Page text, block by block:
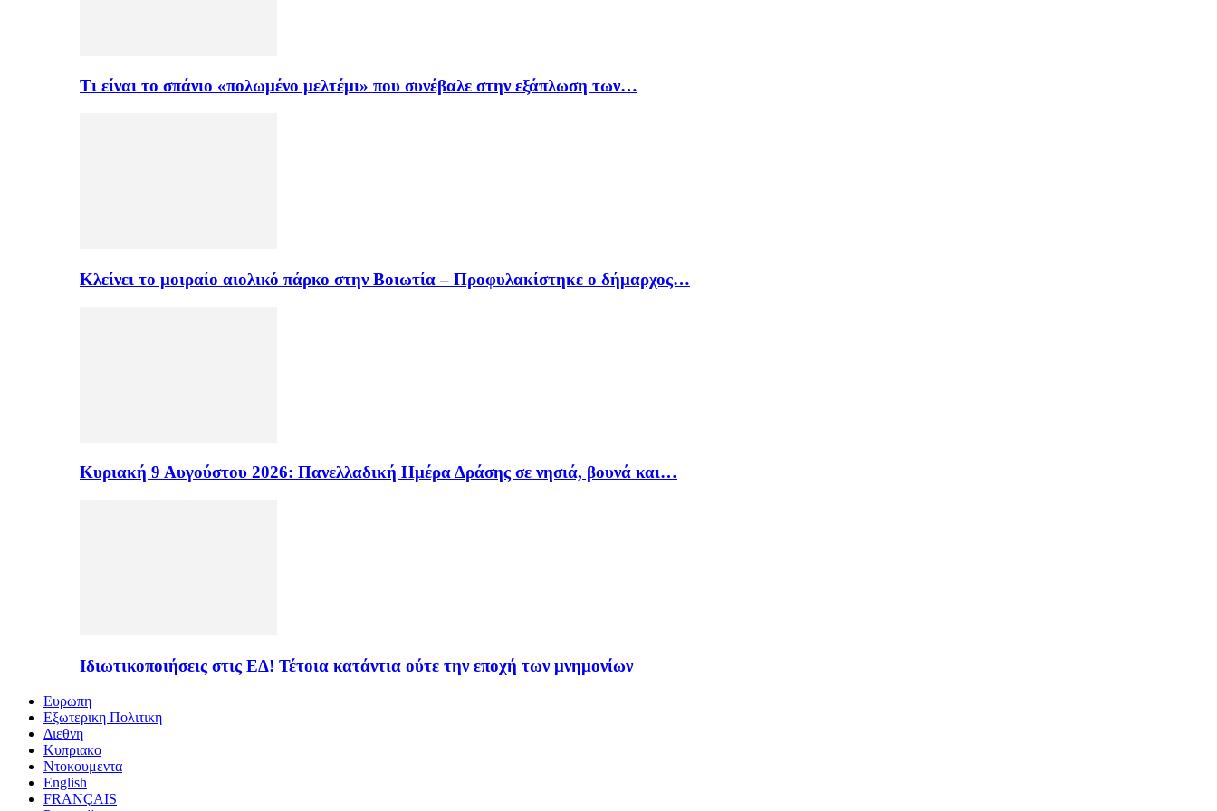
Τι είναι το σπάνιο «πολωμένο μελτέμι» που συνέβαλε στην εξάπλωση των…
Κλείνει το μοιραίο αιολικό πάρκο στην Βοιωτία – Προφυλακίστηκε ο δήμαρχος…
Κυριακή 9 Αυγούστου 2026: Πανελλαδική Ημέρα Δράσης σε νησιά, βουνά και…
Ιδιωτικοποιήσεις στις ΕΔ! Τέτοια κατάντια ούτε την εποχή των μνημονίων
Ευρωπη
Εξωτερικη Πολιτικη
Διεθνη
Κυπριακο
Ντοκουμεντα
English
FRANÇAIS